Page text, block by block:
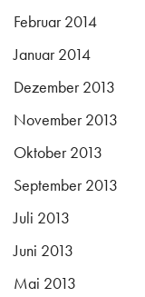
Februar 2014
Januar 2014
Dezember 2013
November 2013
Oktober 2013
September 2013
Juli 2013
Juni 2013
Mai 2013